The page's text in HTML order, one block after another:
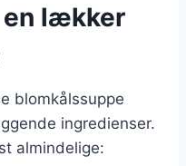
lækker
blomkålssuppe
ingredienser.
almindelige: